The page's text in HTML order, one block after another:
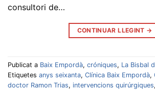
consultori de…
CONTINUAR LLEGINT →
Publicat a Baix Empordà, cróniques, La Bisbal
Etiquetes anys seixanta, Clínica Baix Empordà,
doctor Ramon Trias, intervencions quirúrgiques,